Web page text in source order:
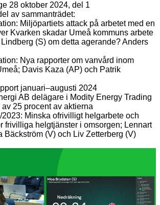
28 oktober 2024, del 1
av sammanträdet:
Miljöpartiets attack på arbetet med en
Kvarken skadar Umeå kommuns arbete
(S) om detta agerande? Anders
Nya rapporter om vanvård inom
Davis Kaza (AP) och Patrik
januari–augusti 2024
AB delägare i Modity Energy Trading
25 procent av aktierna
2023: Minska ofrivilligt helgarbete och
frivilliga helgtjänster i omsorgen; Lennart
Bäckström (V) och Liv Zetterberg (V)